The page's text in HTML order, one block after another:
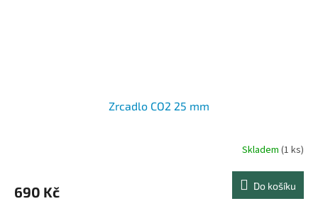
Zrcadlo CO2 25 mm
Skladem (1 ks)
690 Kč Do košíku